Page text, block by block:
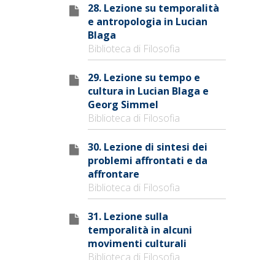
28. Lezione su temporalità
e antropologia in Lucian
Blaga
Biblioteca di Filosofia
29. Lezione su tempo e
cultura in Lucian Blaga e
Georg Simmel
Biblioteca di Filosofia
30. Lezione di sintesi dei
problemi affrontati e da
affrontare
Biblioteca di Filosofia
31. Lezione sulla
temporalità in alcuni
movimenti culturali
Biblioteca di Filosofia